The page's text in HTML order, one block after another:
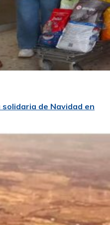
de Navidad en